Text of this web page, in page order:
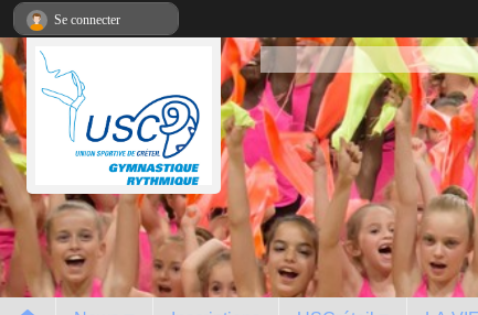
Se connecter
Panneau de gestion des cookies